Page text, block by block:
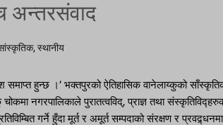
अन्तरसंवाद
, स्थानीय
हुन्छ ।’ भक्तपुरको ऐतिहासिक वानेलाय्कुको
नगरपालिकाले पुरातत्वविद्, प्राज्ञ तथा
गर्ने हुँदा मूर्त र अमूर्त सम्पदाको संरक्षण र